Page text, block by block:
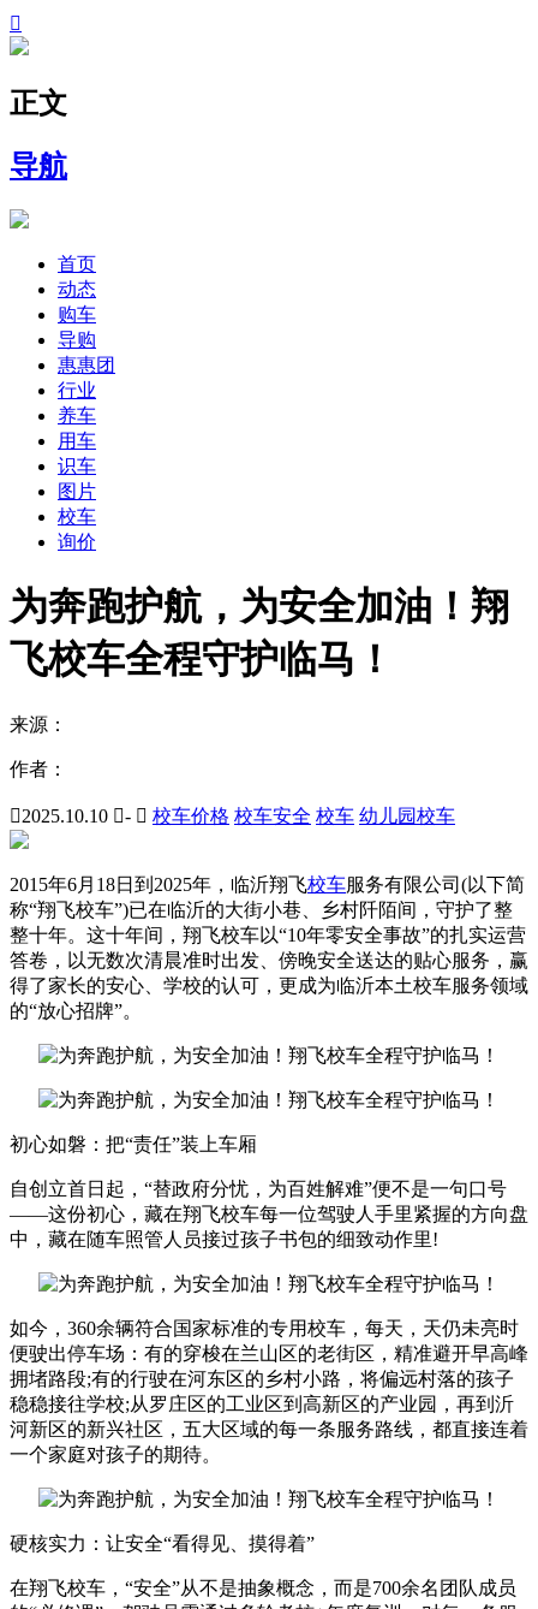

正文
导航
首页
动态
购车
导购
惠惠团
行业
养车
用车
识车
图片
校车
询价
为奔跑护航，为安全加油！翔
飞校车全程守护临马！
来源：
作者：
2025.10.10 -  校车价格 校车安全 校车 幼儿园校车
2015年6月18日到2025年，临沂翔飞校车服务有限公司(以下简
称“翔飞校车”)已在临沂的大街小巷、乡村阡陌间，守护了整
整十年。这十年间，翔飞校车以“10年零安全事故”的扎实运营
答卷，以无数次清晨准时出发、傍晚安全送达的贴心服务，赢
得了家长的安心、学校的认可，更成为临沂本土校车服务领域
的“放心招牌”。
初心如磐：把“责任”装上车厢
自创立首日起，“替政府分忧，为百姓解难”便不是一句口号
——这份初心，藏在翔飞校车每一位驾驶人手里紧握的方向盘
中，藏在随车照管人员接过孩子书包的细致动作里!
如今，360余辆符合国家标准的专用校车，每天，天仍未亮时
便驶出停车场：有的穿梭在兰山区的老街区，精准避开早高峰
拥堵路段;有的行驶在河东区的乡村小路，将偏远村落的孩子
稳稳接往学校;从罗庄区的工业区到高新区的产业园，再到沂
河新区的新兴社区，五大区域的每一条服务路线，都直接连着
一个家庭对孩子的期待。
硬核实力：让安全“看得见、摸得着”
在翔飞校车，“安全”从不是抽象概念，而是700余名团队成员